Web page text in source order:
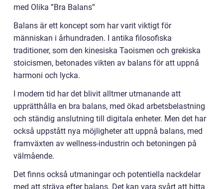
med Olika ”Bra Balans”
Balans är ett koncept som har varit viktigt för
människan i århundraden. I antika filosofiska
traditioner, som den kinesiska Taoismen och grekiska
stoicismen, betonades vikten av balans för att uppnå
harmoni och lycka.
I modern tid har det blivit alltmer utmanande att
upprätthålla en bra balans, med ökad arbetsbelastning
och ständig anslutning till digitala enheter. Men det har
också uppstått nya möjligheter att uppnå balans, med
framväxten av wellness-industrin och betoningen på
välmående.
Det finns också utmaningar och potentiella nackdelar
med att sträva efter balans. Det kan vara svårt att hitta